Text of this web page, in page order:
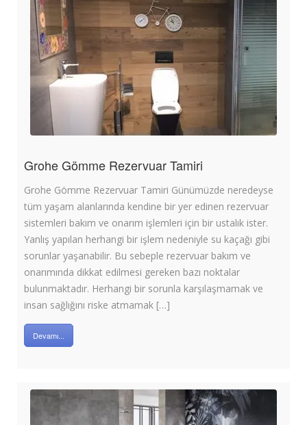
Grohe Gömme Rezervuar Tamiri
Grohe Gömme Rezervuar Tamiri Günümüzde neredeyse
tüm yaşam alanlarında kendine bir yer edinen rezervuar
sistemleri bakım ve onarım işlemleri için bir ustalık ister.
Yanlış yapılan herhangi bir işlem nedeniyle su kaçağı gibi
sorunlar yaşanabilir. Bu sebeple rezervuar bakım ve
onarımında dikkat edilmesi gereken bazı noktalar
bulunmaktadır. Herhangi bir sorunla karşılaşmamak ve
insan sağlığını riske atmamak […]
Devamı...